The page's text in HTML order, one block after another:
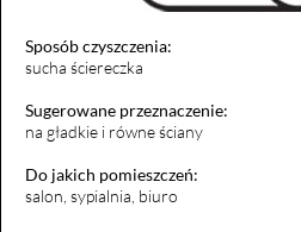
Sposób czyszczenia:
sucha ściereczka
Sugerowane przeznaczenie:
na gładkie i równe ściany
Do jakich pomieszczeń:
salon, sypialnia, biuro